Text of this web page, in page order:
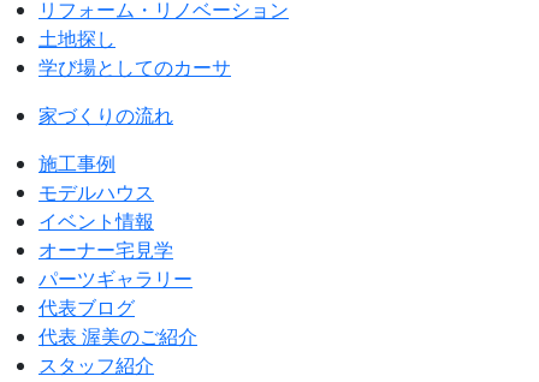
リフォーム・リノベーション
土地探し
学び場としてのカーサ
家づくりの流れ
施工事例
モデルハウス
イベント情報
オーナー宅見学
パーツギャラリー
代表ブログ
代表 渥美のご紹介
スタッフ紹介